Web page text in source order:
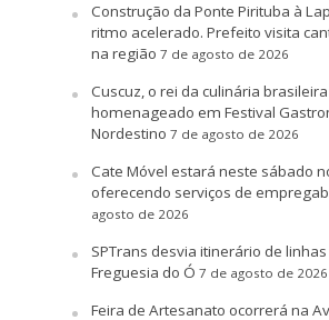
Construção da Ponte Pirituba à
ritmo acelerado. Prefeito visita
na região 7 de agosto de 2026
Cuscuz, o rei da culinária
homenageado em Festival
Nordestino 7 de agosto de 2026
Cate Móvel estará neste sábado
oferecendo serviços de
agosto de 2026
SPTrans desvia itinerário de
Freguesia do Ó 7 de agosto de 2026
Feira de Artesanato ocorrerá na